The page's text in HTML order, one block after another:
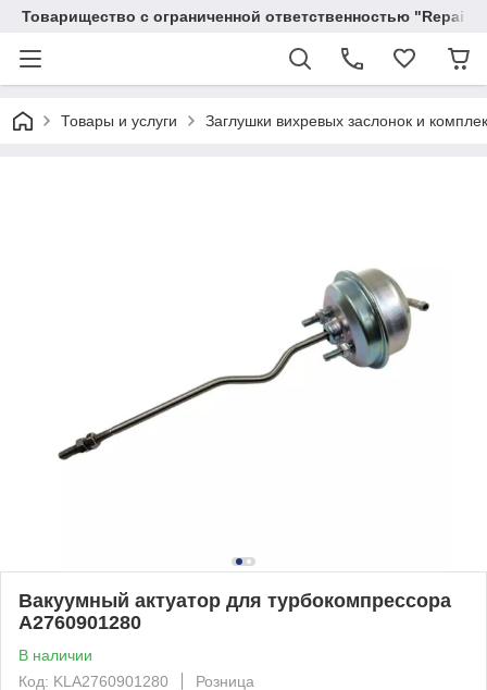
Товарищество с ограниченной ответственностью
Товары и услуги Заглушки вихревых заслонок и
Вакуумный актуатор для турбокомпрессора
A2760901280
В наличии
Код: KLA2760901280
Розница